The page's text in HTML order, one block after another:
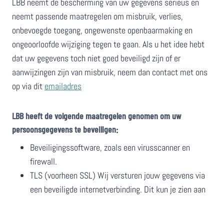
neemt passende maatregelen om misbruik, verlies,
onbevoegde toegang, ongewenste openbaarmaking en
ongeoorloofde wijziging tegen te gaan. Als u het idee hebt
dat uw gegevens toch niet goed beveiligd zijn of er
aanwijzingen zijn van misbruik, neem dan contact met ons
op via dit emailadres
LBB heeft de volgende maatregelen genomen om uw
persoonsgegevens te beveiligen:
Beveiligingssoftware, zoals een virusscanner en
firewall.
TLS (voorheen SSL) Wij versturen jouw gegevens via
een beveiligde internetverbinding. Dit kun je zien aan